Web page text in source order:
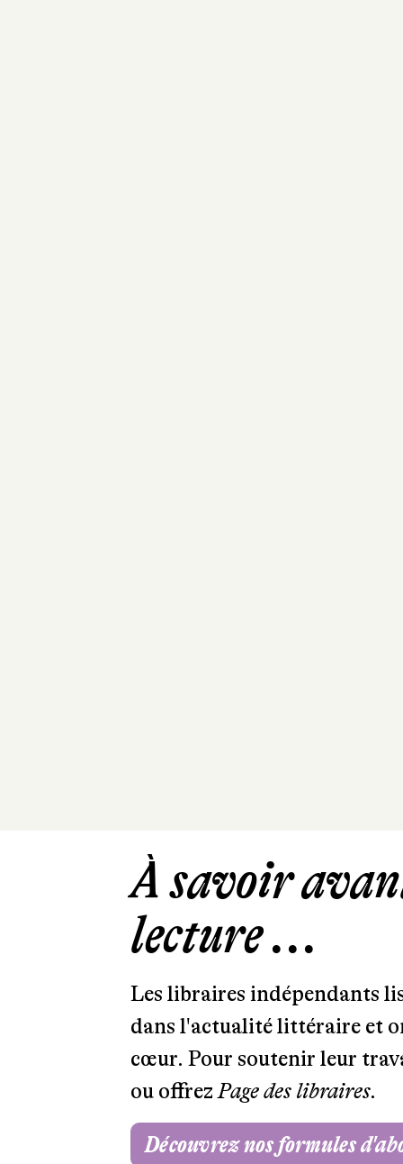
À savoir
lecture ...
Les libraires indépendants
dans l'actualité littéraire et
cœur. Pour soutenir leur
ou offrezPage des libraires.
Découvrez nos formules